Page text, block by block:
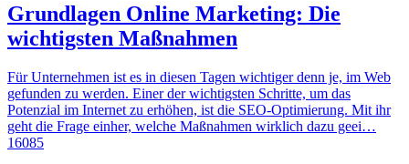
Grundlagen Online Marketing: Die
wichtigsten Maßnahmen
Für Unternehmen ist es in diesen Tagen wichtiger denn je, im Web
gefunden zu werden. Einer der wichtigsten Schritte, um das
Potenzial im Internet zu erhöhen, ist die SEO-Optimierung. Mit ihr
geht die Frage einher, welche Maßnahmen wirklich dazu geei…
16085